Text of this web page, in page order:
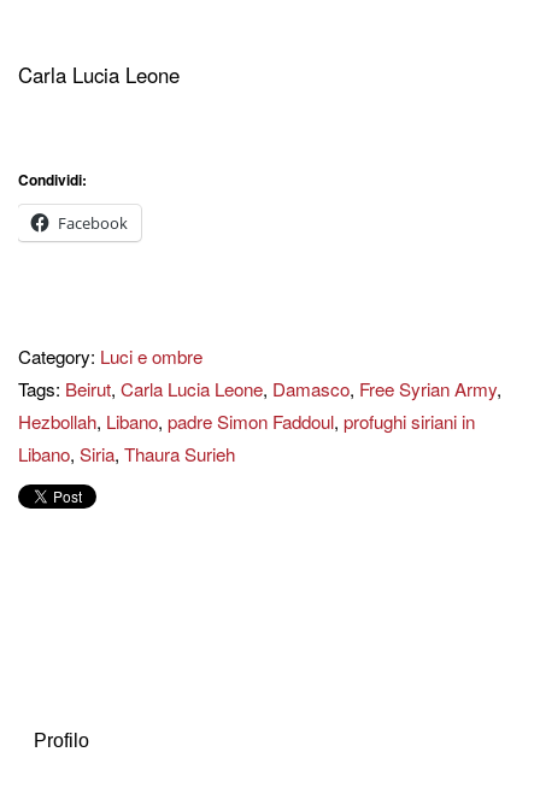
Carla Lucia Leone
Condividi:
Facebook
Category: Luci e ombre
Tags: Beirut, Carla Lucia Leone, Damasco, Free Syrian Army,
Hezbollah, Libano, padre Simon Faddoul, profughi siriani in
Libano, Siria, Thaura Surieh
Profilo